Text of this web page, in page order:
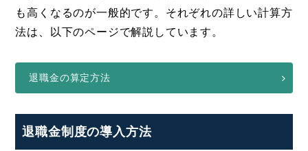
も高くなるのが一般的です。それぞれの詳しい計算方
法は、以下のページで解説しています。
退職金の算定方法
退職金制度の導入方法